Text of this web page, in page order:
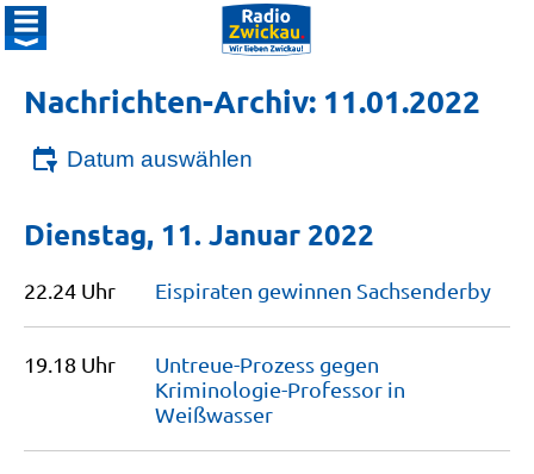
Nachrichten-Archiv: 11.01.2022
Datum auswählen
Dienstag, 11. Januar 2022
22.24 Uhr Eispiraten gewinnen Sachsenderby
19.18 Uhr
Untreue-Prozess gegen
Kriminologie-Professor in
Weißwasser